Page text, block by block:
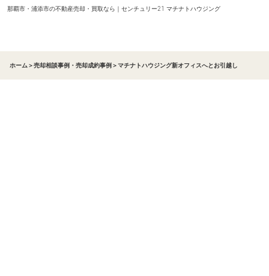
那覇市・浦添市の不動産売却・買取なら｜センチュリー21 マチナトハウジング
ホーム ＞売却相談事例・売却成約事例 ＞マチナトハウジング新オフィスへとお引越し